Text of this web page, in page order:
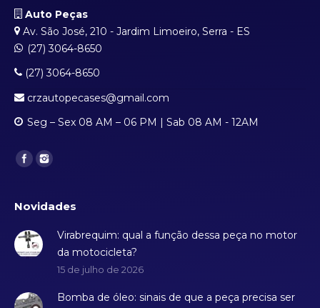
Auto Peças
Av. São José, 210 - Jardim Limoeiro, Serra - ES
(27) 3064-8650
(27) 3064-8650
crzautopecases@gmail.com
Seg – Sex 08 AM – 06 PM | Sab 08 AM - 12AM
Find us on:
Novidades
Virabrequim: qual a função dessa peça no motor
da motocicleta?
15 de julho de 2026
Bomba de óleo: sinais de que a peça precisa ser